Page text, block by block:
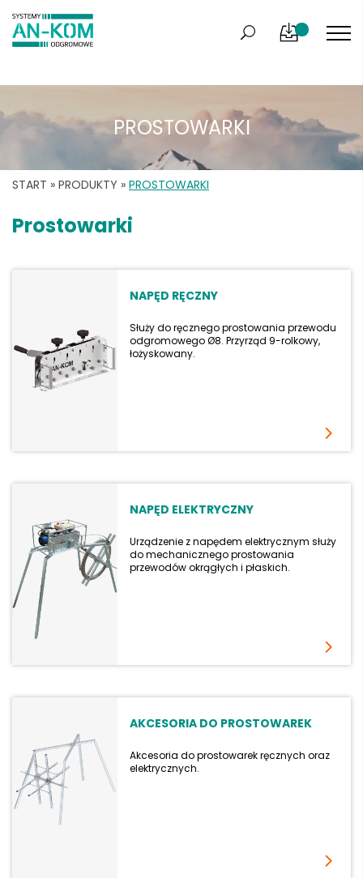
PROSTOWARKI
START » PRODUKTY » PROSTOWARKI
Prostowarki
NAPĘD RĘCZNY
Służy do ręcznego prostowania przewodu
odgromowego Ø8. Przyrząd 9-rolkowy,
łożyskowany.
NAPĘD ELEKTRYCZNY
Urządzenie z napędem elektrycznym służy
do mechanicznego prostowania
przewodów okrągłych i płaskich.
AKCESORIA DO PROSTOWAREK
Akcesoria do prostowarek ręcznych oraz
elektrycznych.